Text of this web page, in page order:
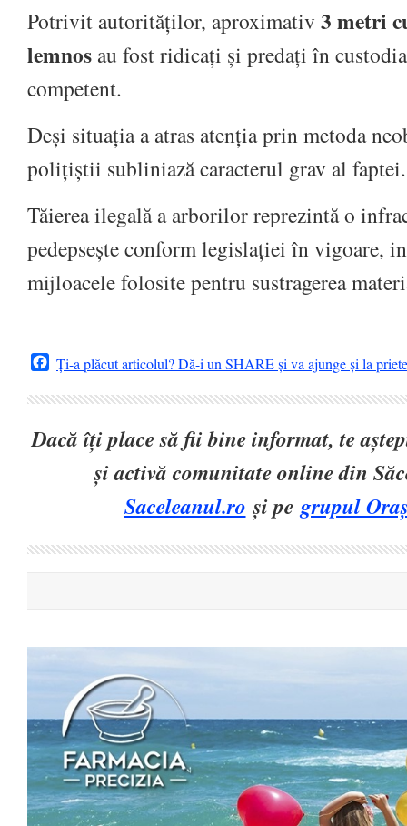
Potrivit autorităților, aproximativ 3 metri
lemnos au fost ridicați și predați în
competent.
Deși situația a atras atenția prin metoda
polițiștii subliniază caracterul grav al faptei.
Tăierea ilegală a arborilor reprezintă o
pedepsește conform legislației în vigoare,
mijloacele folosite pentru sustragerea
Facebook
Ți-a plăcut articolul? Dă-i un SHARE și va ajunge și la
Dacă îți place să fii bine informat, te
și activă comunitate online din
Saceleanul.ro și pegrupul